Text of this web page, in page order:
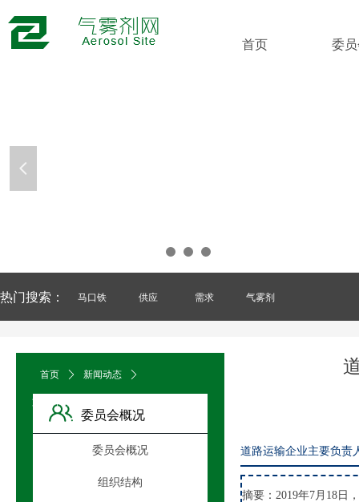
넳
首页 委
热门搜索： 马口铁 供应 需求 气雾剂
道路运输企业主要负责
摘要：2019年7月18日
首页 ꄲ 新闻动态 ꄲ
文章详情页
委员会概况
委员会概况
组织结构